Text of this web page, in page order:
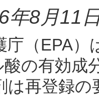
年8月11
（EPA）
の有効成
は再登録